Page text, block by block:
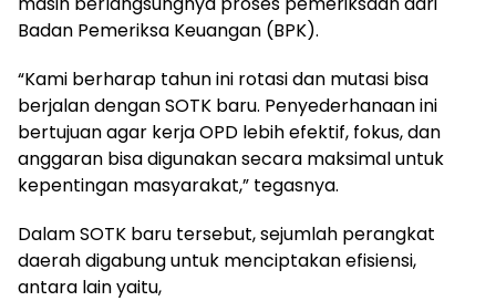
Badan Pemeriksa Keuangan (BPK).
“Kami berharap tahun ini rotasi dan mutasi bisa
berjalan dengan SOTK baru. Penyederhanaan ini
bertujuan agar kerja OPD lebih efektif, fokus, dan
anggaran bisa digunakan secara maksimal untuk
kepentingan masyarakat,” tegasnya.
Dalam SOTK baru tersebut, sejumlah perangkat
daerah digabung untuk menciptakan efisiensi,
antara lain yaitu,